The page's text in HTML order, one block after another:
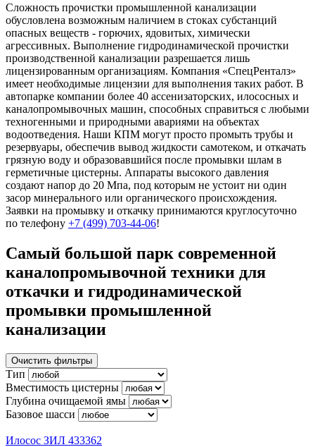
Сложность прочистки промышленной канализации
обусловлена возможным наличием в стоках субстанций
опасных веществ - горючих, ядовитых, химически
агрессивных. Выполнение гидродинамической прочистки
производственной канализации разрешается лишь
лицензированным организациям. Компания «СпецРенталз»
имеет необходимые лицензии для выполнения таких работ. В
автопарке компании более 40 ассенизаторских, илососных и
каналопромывочных машин, способных справиться с любыми
техногенными и природными авариями на объектах
водоотведения. Наши КПМ могут просто промыть трубы и
резервуары, обеспечив вывод жидкости самотеком, и откачать
грязную воду и образовавшийся после промывки шлам в
герметичные цистерны. Аппараты высокого давления
создают напор до 20 Мпа, под которым не устоит ни один
засор минерального или органического происхождения.
Заявки на промывку и откачку принимаются круглосуточно
по телефону +7 (499) 703-44-06!
Самый большой парк современной
каналопромывочной техники для
откачки и гидродинамической
промывки промышленной
канализации
Очистить фильтры
Тип
Вместимость цистерны
Глубина очищаемой ямы
Базовое шасси
Илосос ЗИЛ 433362